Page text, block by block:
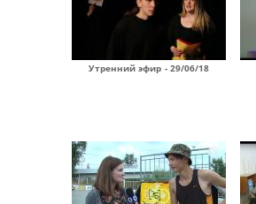
Утренний эфир - 29/06/18